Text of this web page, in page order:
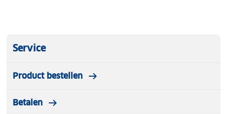
Service
Product bestellen
Betalen